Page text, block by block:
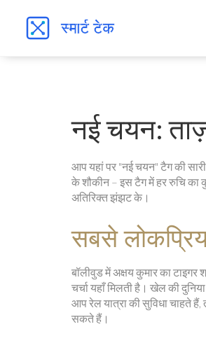
नई चयन:
आप यहां पर "नई चयन" टैग की
के शौकीन – इस टैग में हर रुचि का
अतिरिक्त झंझट के।
सबसे
बॉलीवुड में अक्षय कुमार का
चर्चा यहाँ मिलती है। खेल की
आप रेल यात्रा की सुविधा चाहते
सकते हैं।